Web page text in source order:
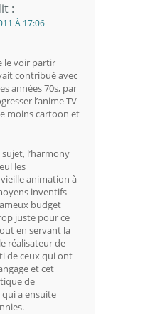
:
À 17:06
le voir partir
contribué avec
années 70s, par
l’anime TV
moins cartoon et
l’harmony
les
animation à
inventifs
budget
juste pour ce
en servant la
réalisateur de
de ceux qui ont
et cet
de
qui a ensuite